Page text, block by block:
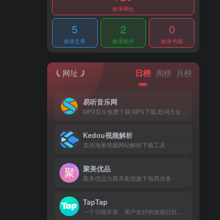
收录网址
5
收录文章
2
收录软件
0
收录书籍
网址 日榜 周榜 月榜
易听音乐网
Kedou视频解析
支持海量视频网站解析下载工具
聚美优品
聚美优品为聚美集团旗下电商业务
TapTap